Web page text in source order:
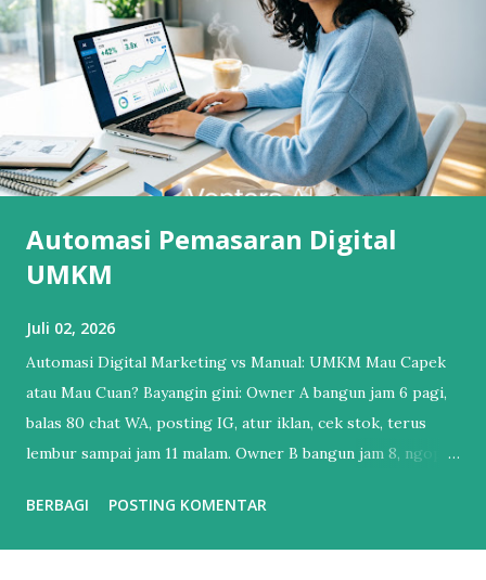
Automasi Pemasaran Digital
UMKM
Juli 02, 2026
Automasi Digital Marketing vs Manual: UMKM Mau Capek
atau Mau Cuan? Bayangin gini: Owner A bangun jam 6 pagi,
balas 80 chat WA, posting IG, atur iklan, cek stok, terus
lembur sampai jam 11 malam. Owner B bangun jam 8, ngopi,
sendiri, laporan penjualan udah masuk email. Bedanya?
BERBAGI POSTING KOMENTAR